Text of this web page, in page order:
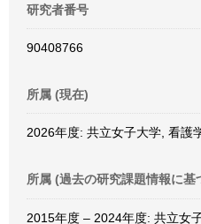
研究者番号
90408766
所属 (現在)
2026年度: 共立女子大学, 看護
所属 (過去の研究課題情報に基
2015年度 – 2024年度: 共立女